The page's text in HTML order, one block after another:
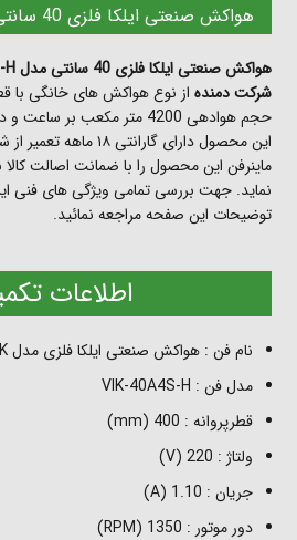
هواکش صنعتی ایلکا فلزی 40 سانتی مدل VIK-40A4S-H
شرکت دمنده
این محصول دارای گارانتی ۱۸ ماهه تعمیر از شرکت دمنده می باشد .
ماینرفن این محصول را با ضمانت اصالت کالا
نماید. جهت بررسی تمامی ویژگی های فنی
توضیحات این صفحه مراجعه نمائید.
اطلاعات
نام فن : هواکش صنعتی ایلکا فلزی مدل VIK
مدل فن : VIK-40A4S-H
قطرپروانه : 400 (mm)
ولتاژ : 220 (V)
جریان : 1.10 (A)
دور موتور : 1350 (RPM)